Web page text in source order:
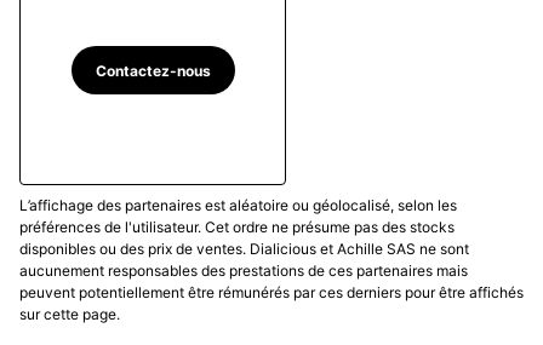
Contactez-nous
L’affichage des partenaires est aléatoire ou géolocalisé, selon les
préférences de l'utilisateur. Cet ordre ne présume pas des stocks
disponibles ou des prix de ventes. Dialicious et Achille SAS ne sont
aucunement responsables des prestations de ces partenaires mais
peuvent potentiellement être rémunérés par ces derniers pour être affichés
sur cette page.